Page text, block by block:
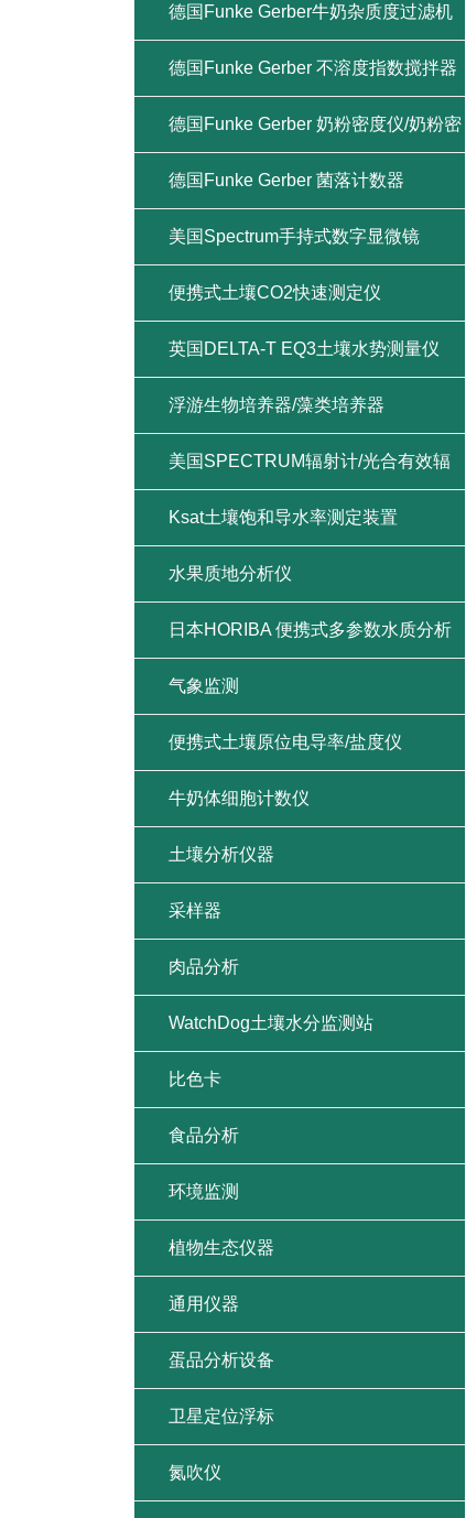
德国Funke Gerber牛奶杂质度过滤机
德国Funke Gerber 不溶度指数搅拌器
德国Funke Gerber 奶粉密度仪/奶粉密
度计
德国Funke Gerber 菌落计数器
美国Spectrum手持式数字显微镜
便携式土壤CO2快速测定仪
英国DELTA-T EQ3土壤水势测量仪
浮游生物培养器/藻类培养器
美国SPECTRUM辐射计/光合有效辐
射/紫外辐射/总辐射
Ksat土壤饱和导水率测定装置
水果质地分析仪
日本HORIBA 便携式多参数水质分析
仪
气象监测
便携式土壤原位电导率/盐度仪
牛奶体细胞计数仪
土壤分析仪器
采样器
肉品分析
WatchDog土壤水分监测站
比色卡
食品分析
环境监测
植物生态仪器
通用仪器
蛋品分析设备
卫星定位浮标
氮吹仪